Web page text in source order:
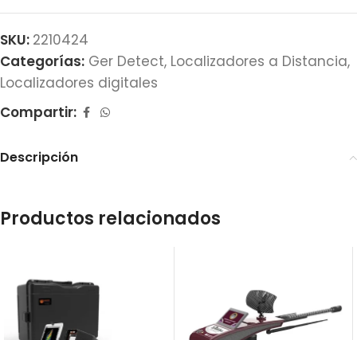
SKU: 2210424
Categorías: Ger Detect, Localizadores a Distancia,
Localizadores digitales
Compartir:
Descripción
Productos relacionados